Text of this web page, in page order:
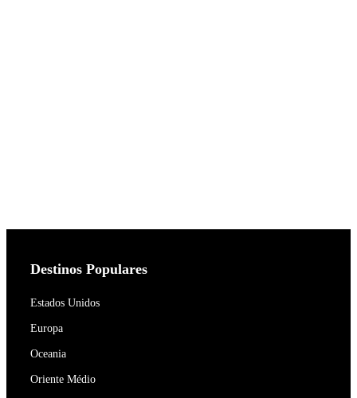
Destinos Populares
Estados Unidos
Europa
Oceania
Oriente Médio